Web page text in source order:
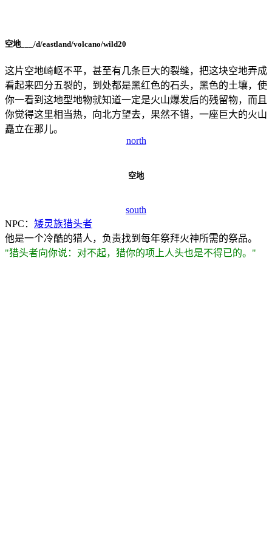
空地___/d/eastland/volcano/wild20
这片空地崎岖不平，甚至有几条巨大的裂缝，把这块空地弄成
看起来四分五裂的，到处都是黑红色的石头，黑色的土壤，使
你一看到这地型地物就知道一定是火山爆发后的残留物，而且
你觉得这里相当热，向北方望去，果然不错，一座巨大的火山
矗立在那儿。
north
空地
south
NPC： 矮灵族猎头者
他是一个冷酷的猎人，负责找到每年祭拜火神所需的祭品。
"猎头者向你说：对不起，猎你的项上人头也是不得已的。"